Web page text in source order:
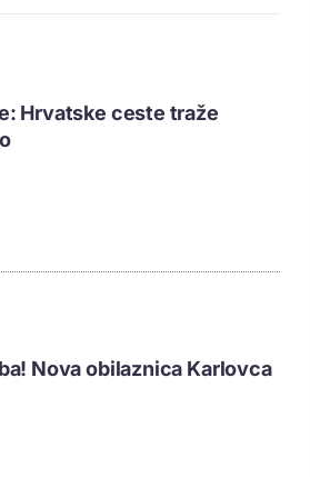
Hrvatske ceste traže
Nova obilaznica Karlovca